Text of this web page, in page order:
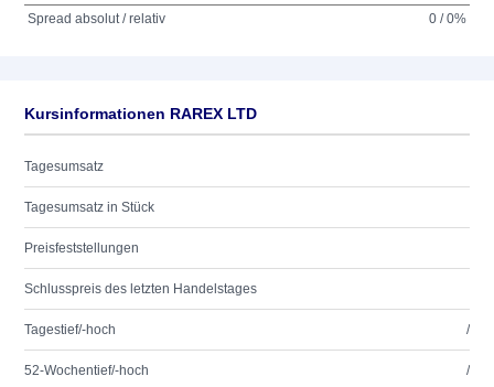
Spread absolut / relativ
0 / 0%
Kursinformationen RAREX LTD
Tagesumsatz
Tagesumsatz in Stück
Preisfeststellungen
Schlusspreis des letzten Handelstages
Tagestief/-hoch /
52-Wochentief/-hoch /